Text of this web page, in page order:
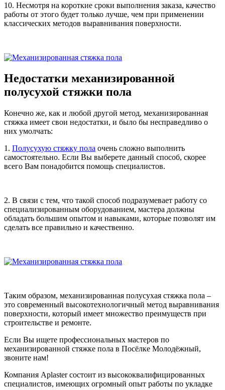
10. Несмотря на короткие сроки выполнения заказа, качество
работы от этого будет только лучше, чем при применении
классических методов выравнивания поверхности.
Недостатки механизированной
полусухой стяжки пола
Конечно же, как и любой другой метод, механизированная
стяжка имеет свои недостатки, и было бы несправедливо о
них умолчать:
1. Полусухую стяжку пола очень сложно выполнить
самостоятельно. Если Вы выберете данный способ, скорее
всего Вам понадобится помощь специалистов.
2. В связи с тем, что такой способ подразумевает работу со
специализированным оборудованием, мастера должны
обладать большим опытом и навыками, которые позволят им
сделать все правильно и качественно.
Таким образом, механизированная полусухая стяжка пола –
это современный высокотехнологичный метод выравнивания
поверхности, который имеет множество преимуществ при
строительстве и ремонте.
Если Вы ищете профессиональных мастеров по
механизированной стяжке пола в Посёлке Молодёжный,
звоните нам!
Компания Aplaster состоит из высококвалифицированных
специалистов, имеющих огромный опыт работы по укладке